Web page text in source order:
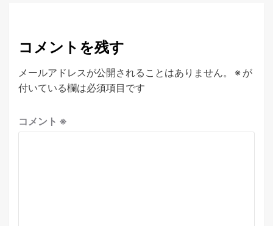
コメントを残す
メールアドレスが公開されることはありません。 ※ が
付いている欄は必須項目です
コメント ※